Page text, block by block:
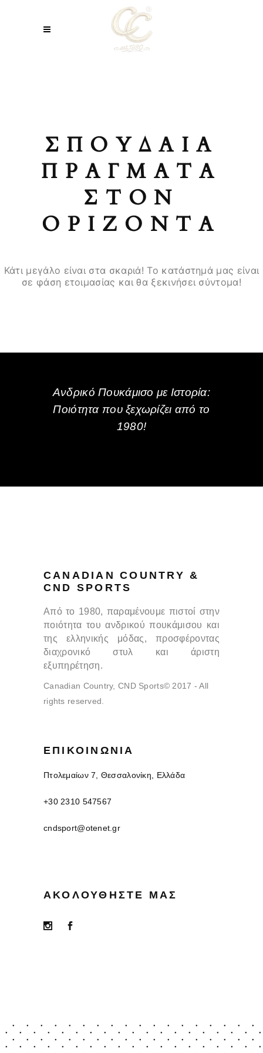
ΣΠΟΥΔΑΊΑ
ΠΡΆΓΜΑΤΑ
ΣΤΟΝ
ΟΡΊΖΟΝΤΑ
Κάτι μεγάλο είναι στα σκαριά! Το κατάστημά μας είναι
σε φάση ετοιμασίας και θα ξεκινήσει σύντομα!
Ανδρικό Πουκάμισο με Ιστορία:
Ποιότητα που ξεχωρίζει από το
1980!
CANADIAN COUNTRY &
CND SPORTS
Από το 1980, παραμένουμε πιστοί στην
ποιότητα του ανδρικού πουκάμισου και
της ελληνικής μόδας, προσφέροντας
διαχρονικό στυλ και άριστη
εξυπηρέτηση.
Canadian Country, CND Sports© 2017 - All
rights reserved.
ΕΠΙΚΟΙΝΩΝΊΑ
Πτολεμαίων 7, Θεσσαλονίκη, Ελλάδα
+30 2310 547567
cndsport@otenet.gr
ΑΚΟΛΟΥΘΉΣΤΕ ΜΑΣ